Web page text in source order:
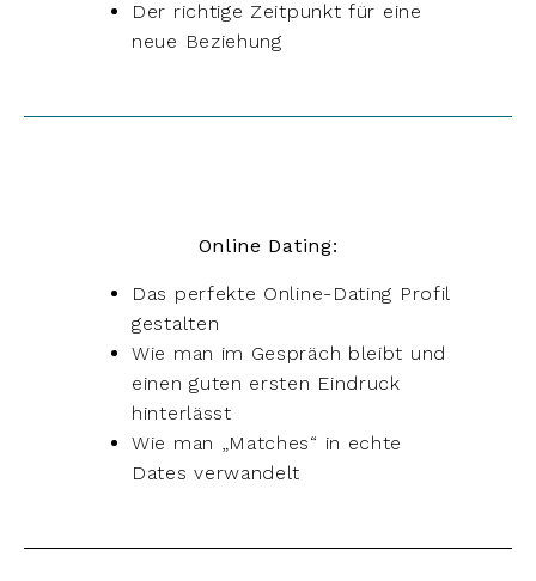
Der richtige Zeitpunkt für eine
neue Beziehung
Online Dating:
Das perfekte Online-Dating Profil
gestalten
Wie man im Gespräch bleibt und
einen guten ersten Eindruck
hinterlässt
Wie man „Matches“ in echte
Dates verwandelt